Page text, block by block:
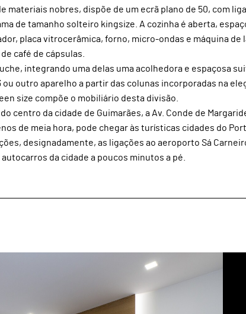
materiais nobres, dispõe de um ecrã plano de 50, com
de tamanho solteiro kingsize. A cozinha é aberta,
placa vitrocerâmica, forno, micro-ondas e máquina de
café de cápsulas.
integrando uma delas uma acolhedora e espaçosa
outro aparelho a partir das colunas incorporadas na
size compõe o mobiliário desta divisão.
centro da cidade de Guimarães, a Av. Conde de
de meia hora, pode chegar às turísticas cidades do
designadamente, as ligações ao aeroporto Sá
da cidade a poucos minutos a pé.